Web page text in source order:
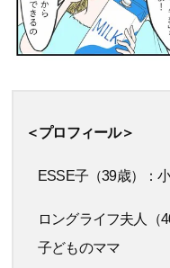
＜プロフィール＞
ESSE子（39歳）：
ロングライフ夫人（
子どものママ